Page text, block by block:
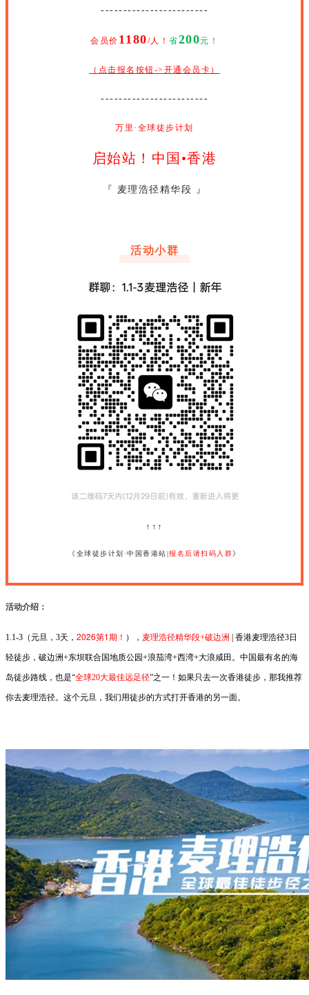
------------------------
会员价 1180/人！ 省200元！
（点击报名按钮->开通会员卡）
------------------------
万里·全球徒步计划
启始站！中国•香港
『 麦理浩径精华段 』
活动小群
↑↑↑
《全球徒步计划·中国香港站|报名后请扫码入群》
活动介绍：
1.1-3（元旦，3天， 2026第1期！ ）， 麦理浩径精华段+破边洲 | 香港麦理浩径3日
轻徒步，破边洲+东坝联合国地质公园+浪茄湾+西湾+大浪咸田 。中国最有名的海
岛徒步路线，也是“全球20大最佳远足径”之一！如果只去一次香港徒步，那我推荐
你去麦理浩径。这个元旦，我们用徒步的方式打开香港的另一面。